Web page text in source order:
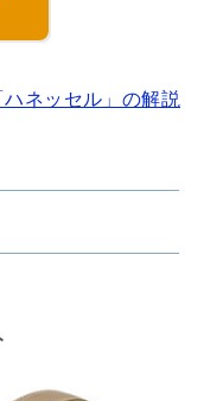
ハネッセル」の解説